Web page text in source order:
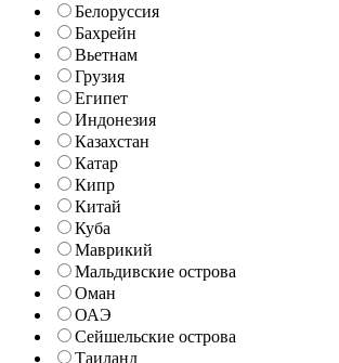
Белоруссия
Бахрейн
Вьетнам
Грузия
Египет
Индонезия
Казахстан
Катар
Кипр
Китай
Куба
Маврикий
Мальдивские острова
Оман
ОАЭ
Сейшельские острова
Таиланд